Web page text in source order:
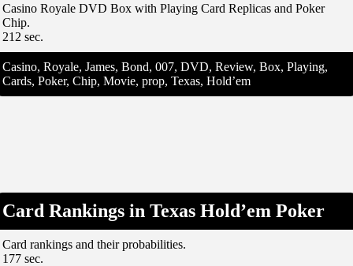
Casino Royale DVD Box with Playing Card Replicas and Poker
Chip.
212 sec.
Casino, Royale, James, Bond, 007, DVD, Review, Box, Playing,
Cards, Poker, Chip, Movie, prop, Texas, Hold’em
Card Rankings in Texas Hold’em Poker
Card rankings and their probabilities.
177 sec.